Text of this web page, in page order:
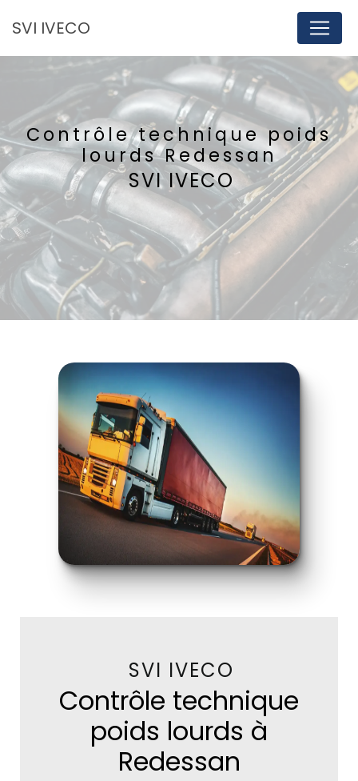
SVI IVECO
Contrôle technique poids
lourds Redessan
SVI IVECO
SVI IVECO
Contrôle technique
poids lourds à
Redessan